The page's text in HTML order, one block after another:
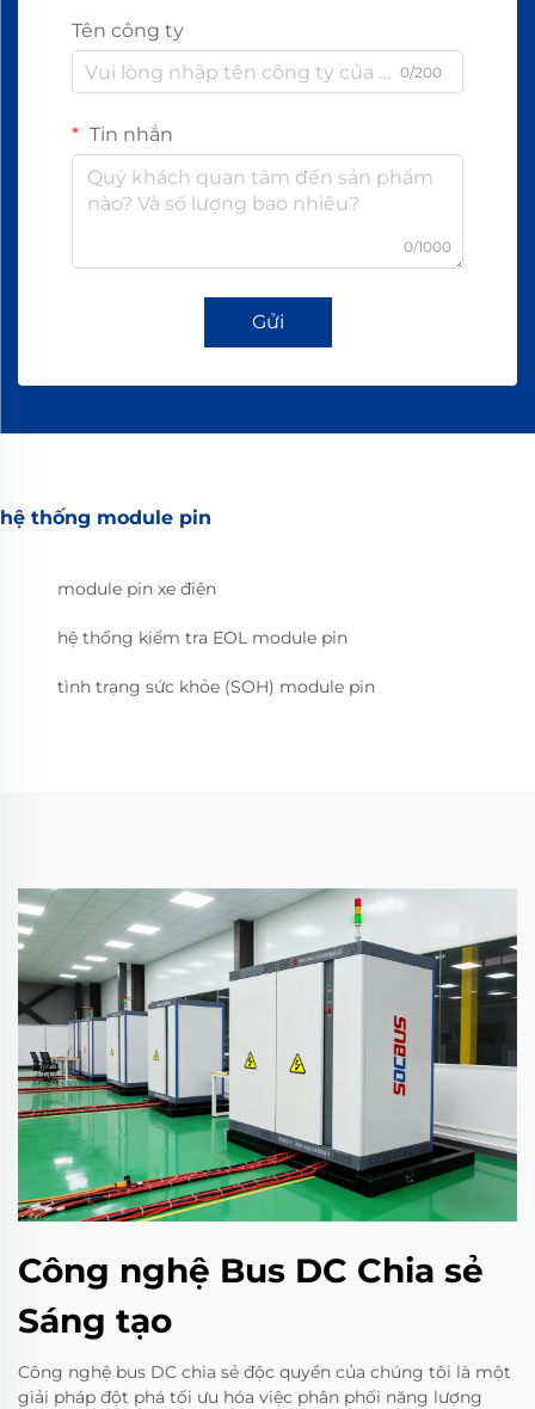
Tên công ty
0/200
Tin nhắn
0/1000
Gửi
hệ thống module pin
module pin xe điện
hệ thống kiểm tra EOL module pin
tình trạng sức khỏe (SOH) module pin
Công nghệ Bus DC Chia sẻ
Sáng tạo
Công nghệ bus DC chia sẻ độc quyền của chúng tôi là một
giải pháp đột phá tối ưu hóa việc phân phối năng lượng